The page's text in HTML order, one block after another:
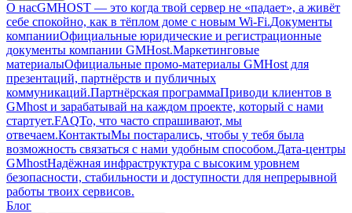
О насGMHOST — это когда твой сервер не «падает», а живёт
себе спокойно, как в тёплом доме с новым Wi-Fi.Документы
компанииОфициальные юридические и регистрационные
документы компании GMHost.Маркетинговые
материалыОфициальные промо-материалы GMHost для
презентаций, партнёрств и публичных
коммуникаций.Партнёрская программаПриводи клиентов в
GMhost и зарабатывай на каждом проекте, который с нами
стартует.FAQТо, что часто спрашивают, мы
отвечаем.КонтактыМы постарались, чтобы у тебя была
возможность связаться с нами удобным способом.Дата-центры
GMhostНадёжная инфраструктура с высоким уровнем
безопасности, стабильности и доступности для непрерывной
работы твоих сервисов.
Блог